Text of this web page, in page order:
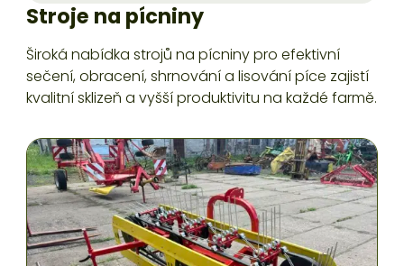
Stroje na pícniny
Široká nabídka strojů na pícniny pro efektivní
sečení, obracení, shrnování a lisování píce zajistí
kvalitní sklizeň a vyšší produktivitu na každé farmě.